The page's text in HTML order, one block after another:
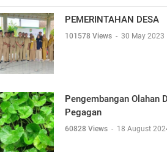
PEMERINTAHAN DESA
101578 Views - 30 May 2023
Pengembangan Olahan
Pegagan
60828 Views - 18 August